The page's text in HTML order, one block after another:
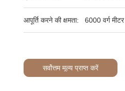
आपूर्ति करने की क्षमता: 6000 वर्ग मीटर
सर्वोत्तम मूल्य प्राप्त करें